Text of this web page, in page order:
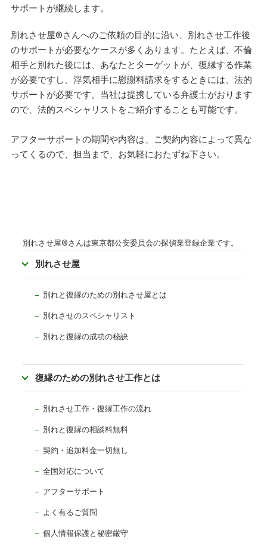
サポートが継続します。
別れさせ屋®さんへのご依頼の目的に沿い、別れさせ工作後
のサポートが必要なケースが多くあります。たとえば、不倫
相手と別れた後には、あなたとターゲットが、復縁する作業
が必要ですし、浮気相手に慰謝料請求をするときには、法的
サポートが必要です。当社は提携している弁護士がおります
ので、法的スペシャリストをご紹介することも可能です。
アフターサポートの期間や内容は、ご契約内容によって異な
ってくるので、担当まで、お気軽におたずね下さい。
別れさせ屋®さんは東京都公安委員会の探偵業登録企業です。
別れさせ屋
別れと復縁のための別れさせ屋とは
別れさせのスペシャリスト
別れと復縁の成功の秘訣
復縁のための別れさせ工作とは
別れさせ工作・復縁工作の流れ
別れと復縁の相談料無料
契約・追加料金一切無し
全国対応について
アフターサポート
よく有るご質問
個人情報保護と秘密厳守